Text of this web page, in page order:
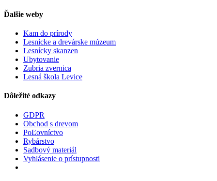
Ďalšie weby
Kam do prírody
Lesnícke a drevárske múzeum
Lesnícky skanzen
Ubytovanie
Zubria zvernica
Lesná škola Levice
Dôležité odkazy
GDPR
Obchod s drevom
PoĽovníctvo
Rybárstvo
Sadbový materiál
Vyhlásenie o prístupnosti